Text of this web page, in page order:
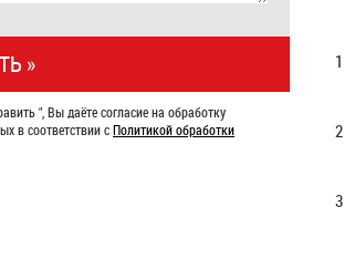
", Вы даёте согласие на обработку
в соответствии сПолитикой обработки